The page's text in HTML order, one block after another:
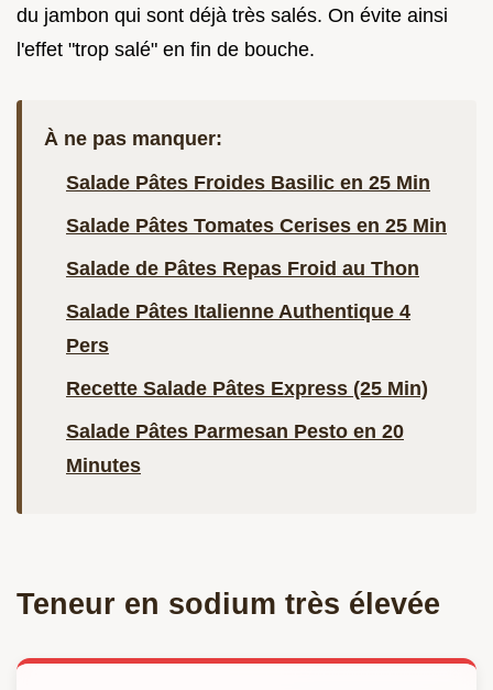
du jambon qui sont déjà très salés. On évite ainsi
l'effet "trop salé" en fin de bouche.
À ne pas manquer:
Salade Pâtes Froides Basilic en 25 Min
Salade Pâtes Tomates Cerises en 25 Min
Salade de Pâtes Repas Froid au Thon
Salade Pâtes Italienne Authentique 4
Pers
Recette Salade Pâtes Express (25 Min)
Salade Pâtes Parmesan Pesto en 20
Minutes
Teneur en sodium très élevée